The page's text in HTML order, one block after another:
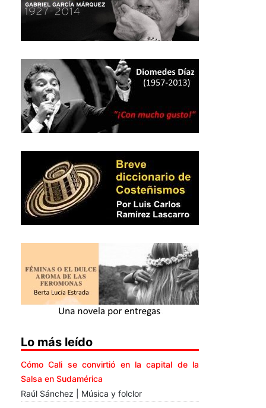
Lo más leído
Cómo Cali se convirtió en la capital de la
Salsa en Sudamérica
Raúl Sánchez | Música y folclor